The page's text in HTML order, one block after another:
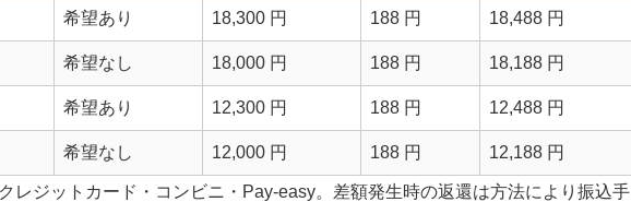
希望あり 18,300 円 188 円 18,488 円
希望なし 18,000 円 188 円 18,188 円
希望あり 12,300 円 188 円 12,488 円
希望なし 12,000 円 188 円 12,188 円
レジットカード・コンビニ・Pay-easy。差額発生時の返還は方法により振込手